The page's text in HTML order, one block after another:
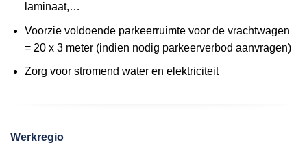
laminaat,…
Voorzie voldoende parkeerruimte voor de vrachtwagen
= 20 x 3 meter (indien nodig parkeerverbod aanvragen)
Zorg voor stromend water en elektriciteit
Werkregio